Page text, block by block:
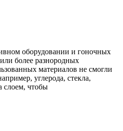
оборудовании и гоночных
более разнородных
материалов не смогли
углерода, стекла,
слоем, чтобы